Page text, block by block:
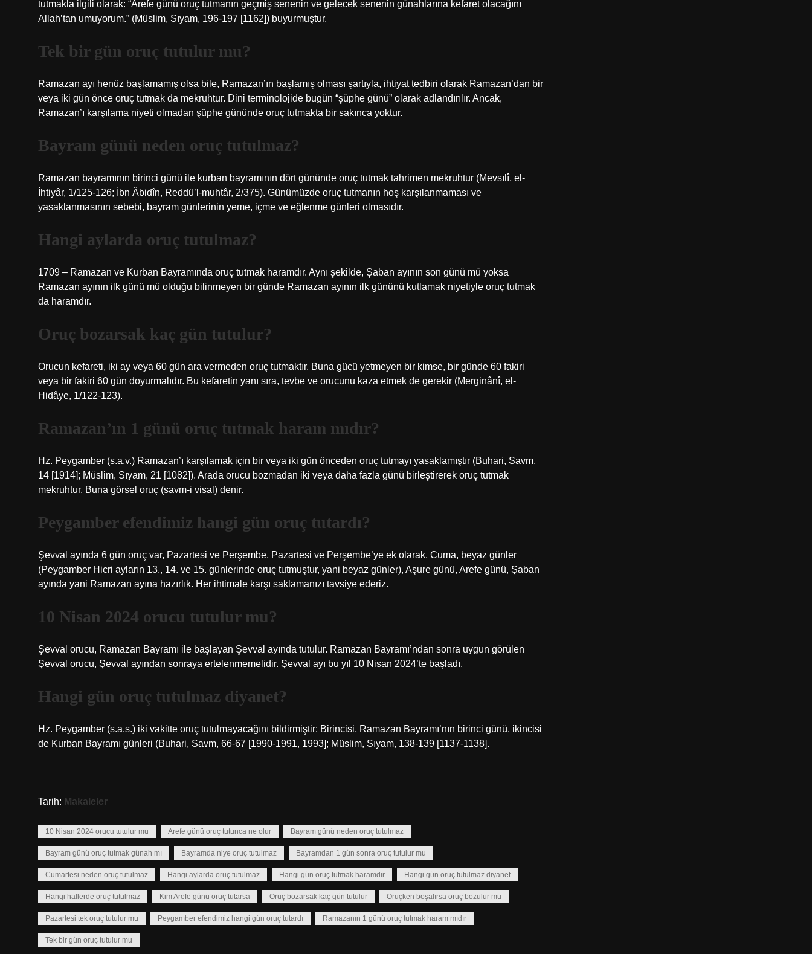
tutmakla ilgili olarak: “Arefe günü oruç tutmanın geçmiş senenin ve gelecek senenin günahlarına kefaret olacağını
Allah’tan umuyorum.” (Müslim, Sıyam, 196-197 [1162]) buyurmuştur.
Tek bir gün oruç tutulur mu?
Ramazan ayı henüz başlamamış olsa bile, Ramazan’ın başlamış olması şartıyla, ihtiyat tedbiri olarak Ramazan’dan bir
veya iki gün önce oruç tutmak da mekruhtur. Dini terminolojide bugün “şüphe günü” olarak adlandırılır. Ancak,
Ramazan’ı karşılama niyeti olmadan şüphe gününde oruç tutmakta bir sakınca yoktur.
Bayram günü neden oruç tutulmaz?
Ramazan bayramının birinci günü ile kurban bayramının dört gününde oruç tutmak tahrimen mekruhtur (Mevsılî, el-
İhtiyâr, 1/125-126; İbn Âbidîn, Reddü’l-muhtâr, 2/375). Günümüzde oruç tutmanın hoş karşılanmaması ve
yasaklanmasının sebebi, bayram günlerinin yeme, içme ve eğlenme günleri olmasıdır.
Hangi aylarda oruç tutulmaz?
1709 – Ramazan ve Kurban Bayramında oruç tutmak haramdır. Aynı şekilde, Şaban ayının son günü mü yoksa
Ramazan ayının ilk günü mü olduğu bilinmeyen bir günde Ramazan ayının ilk gününü kutlamak niyetiyle oruç tutmak
da haramdır.
Oruç bozarsak kaç gün tutulur?
Orucun kefareti, iki ay veya 60 gün ara vermeden oruç tutmaktır. Buna gücü yetmeyen bir kimse, bir günde 60 fakiri
veya bir fakiri 60 gün doyurmalıdır. Bu kefaretin yanı sıra, tevbe ve orucunu kaza etmek de gerekir (Merginânî, el-
Hidâye, 1/122-123).
Ramazan’ın 1 günü oruç tutmak haram mıdır?
Hz. Peygamber (s.a.v.) Ramazan’ı karşılamak için bir veya iki gün önceden oruç tutmayı yasaklamıştır (Buhari, Savm,
14 [1914]; Müslim, Sıyam, 21 [1082]). Arada orucu bozmadan iki veya daha fazla günü birleştirerek oruç tutmak
mekruhtur. Buna görsel oruç (savm-i visal) denir.
Peygamber efendimiz hangi gün oruç tutardı?
Şevval ayında 6 gün oruç var, Pazartesi ve Perşembe, Pazartesi ve Perşembe’ye ek olarak, Cuma, beyaz günler
(Peygamber Hicri ayların 13., 14. ve 15. günlerinde oruç tutmuştur, yani beyaz günler), Aşure günü, Arefe günü, Şaban
ayında yani Ramazan ayına hazırlık. Her ihtimale karşı saklamanızı tavsiye ederiz.
10 Nisan 2024 orucu tutulur mu?
Şevval orucu, Ramazan Bayramı ile başlayan Şevval ayında tutulur. Ramazan Bayramı’ndan sonra uygun görülen
Şevval orucu, Şevval ayından sonraya ertelenmemelidir. Şevval ayı bu yıl 10 Nisan 2024’te başladı.
Hangi gün oruç tutulmaz diyanet?
Hz. Peygamber (s.a.s.) iki vakitte oruç tutulmayacağını bildirmiştir: Birincisi, Ramazan Bayramı’nın birinci günü, ikincisi
de Kurban Bayramı günleri (Buhari, Savm, 66-67 [1990-1991, 1993]; Müslim, Sıyam, 138-139 [1137-1138].
Tarih: Makaleler
10 Nisan 2024 orucu tutulur mu Arefe günü oruç tutunca ne olur Bayram günü neden oruç tutulmaz
Bayram günü oruç tutmak günah mı Bayramda niye oruç tutulmaz Bayramdan 1 gün sonra oruç tutulur mu
Cumartesi neden oruç tutulmaz Hangi aylarda oruç tutulmaz Hangi gün oruç tutmak haramdır Hangi gün oruç tutulmaz diyanet
Hangi hallerde oruç tutulmaz Kim Arefe günü oruç tutarsa Oruç bozarsak kaç gün tutulur Oruçken boşalırsa oruç bozulur mu
Pazartesi tek oruç tutulur mu Peygamber efendimiz hangi gün oruç tutardı Ramazanın 1 günü oruç tutmak haram mıdır
Tek bir gün oruç tutulur mu